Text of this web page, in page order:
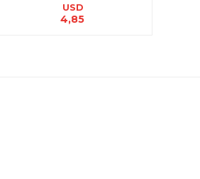
USD
4,85